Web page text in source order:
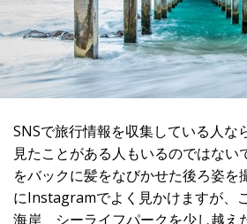
SNSで旅行情報を収集している人な
見たことがある人もいるのではない
をバックに髪をなびかせた後ろ姿を
にInstagramでよく見かけますが、
海岸、シーライフパークを少し越え